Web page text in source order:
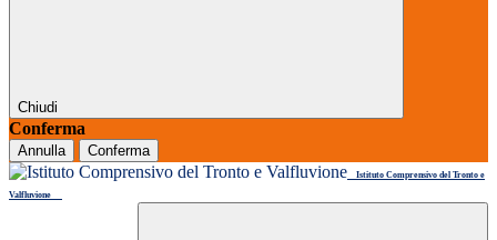
Chiudi
Conferma
Annulla Conferma
Istituto Comprensivo del Tronto e
Valfluvione